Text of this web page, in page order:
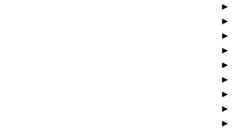
►
►
►
►
►
►
►
►
►